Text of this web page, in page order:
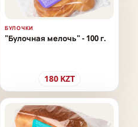
БУЛОЧКИ
"Булочная мелочь" - 100 г.
180 KZT